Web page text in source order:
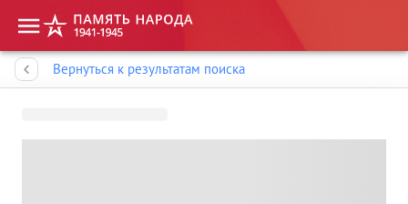
Вернуться к результатам поиска
Память народа